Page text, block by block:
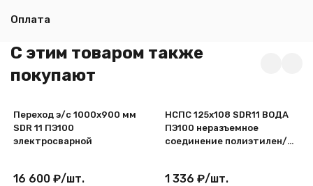
Оплата
C этим товаром также
покупают
Переход э/с 1000х900 мм
SDR 11 ПЭ100
электросварной
16 600 ₽/шт.
НСПС 125х108 SDR11 ВОДА
ПЭ100 неразъемное
соединение полиэтилен/
1 336 ₽/шт.